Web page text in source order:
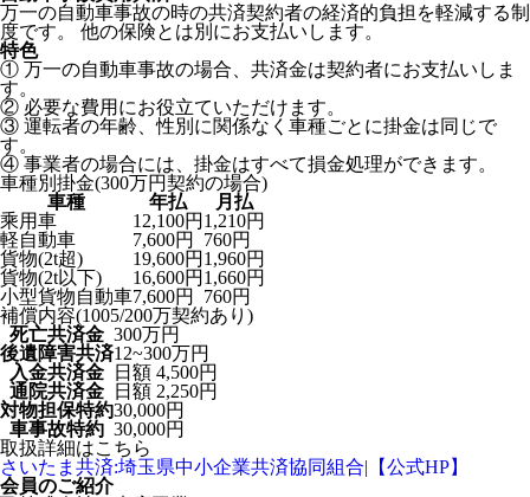
万一の自動車事故の時の共済契約者の経済的負担を軽減する制
度です。 他の保険とは別にお支払いします。
特色
① 万一の自動車事故の場合、共済金は契約者にお支払いしま
す。
② 必要な費用にお役立ていただけます。
③ 運転者の年齢、性別に関係なく車種ごとに掛金は同じで
す。
④ 事業者の場合には、掛金はすべて損金処理ができます。
車種別掛金(300万円契約の場合)
車種
年払
月払
乘用車
12,100円 1,210円
軽自動車
7,600円
760円
貨物(2t超)
19,600円 1,960円
貨物(2t以下)
16,600円 1,660円
小型貨物自動車7,600円
760円
補償内容(1005/200万契約あり)
死亡共済金 300万円
後遺障害共済12~300万円
入金共済金
日額 4,500円
通院共済金
日額 2,250円
対物担保特約30,000円
車事故特約 30,000円
取扱詳細はこちら
さいたま共済:埼玉県中小企業共済協同組合|【公式HP】
会員のご紹介